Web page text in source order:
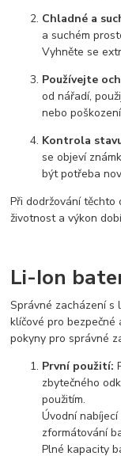
Chladné a
a suchém
Vyhněte se
Používejte
od nářadí,
nebo
Kontrola
se objeví
být potřeba
Při dodržování těchto
životnost a výkon
Li-Ion
Správné zacházení s
klíčové pro bezpečné
pokyny pro správné
První použití:
zbytečného
použitím.
Úvodní
zformátování
Plné kapacity